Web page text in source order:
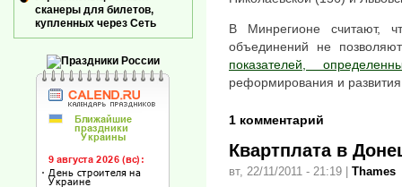
В Минрегионе считают,
объединений не
показателей,
реформирования и
1 комментарий
Квартплата в
вт, 22/11/2011 - 21:19 Thames
сканеры для билетов,
купленных через Сеть